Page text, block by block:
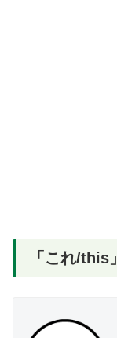
「これ/this」